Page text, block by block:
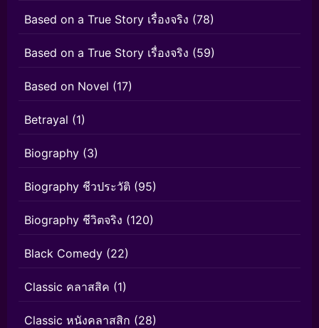
Based on a True Story เรื่องจริง (78)
Based on a True Story เรื่องจริง (59)
Based on Novel (17)
Betrayal (1)
Biography (3)
Biography ชีวประวัติ (95)
Biography ชีวิตจริง (120)
Black Comedy (22)
Classic คลาสสิค (1)
Classic หนังคลาสสิก (28)